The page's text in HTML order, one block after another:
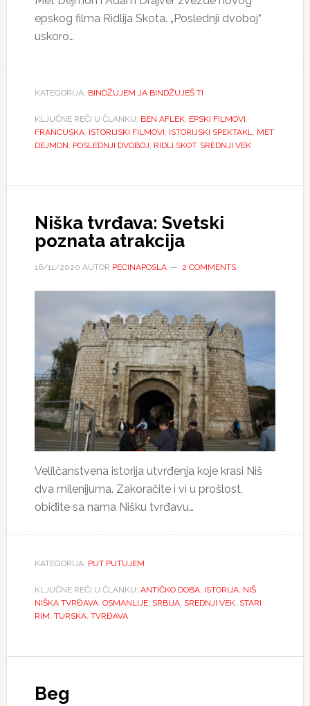
epskog filma Ridlija Skota. „Poslednji dvoboj“
uskoro…
KATEGORIJA: BINDŽUJEM JA BINDŽUJEŠ TI
KLJUČNE REČI U ČLANKU: BEN AFLEK, EPSKI FILMOVI
FRANCUSKA, ISTORIJSKI FILMOVI ISTORIJSKI SPEKTAKL
MET
DEJMON POSLEDNJI DVOBOJ RIDLI SKOT, SREDNJI VEK
Niška tvrđava: Svetski
poznata atrakcija
16/11/2020 AUTOR PECINAPOSLA 2 COMMENTS
Velilčanstvena istorija utvrđenja koje krasi Niš
dva milenijuma. Zakoračite i vi u prošlost,
obiđite sa nama Nišku tvrđavu…
KATEGORIJA: PUT PUTUJEM
KLJUČNE REČI U ČLANKU: ANTIČKO DOBA, ISTORIJA, NIŠ,
NIŠKA TVRĐAVA, OSMANLIJE, SRBIJA, SREDNJI VEK, STARI
RIM TURSKA, TVRĐAVA
Beg